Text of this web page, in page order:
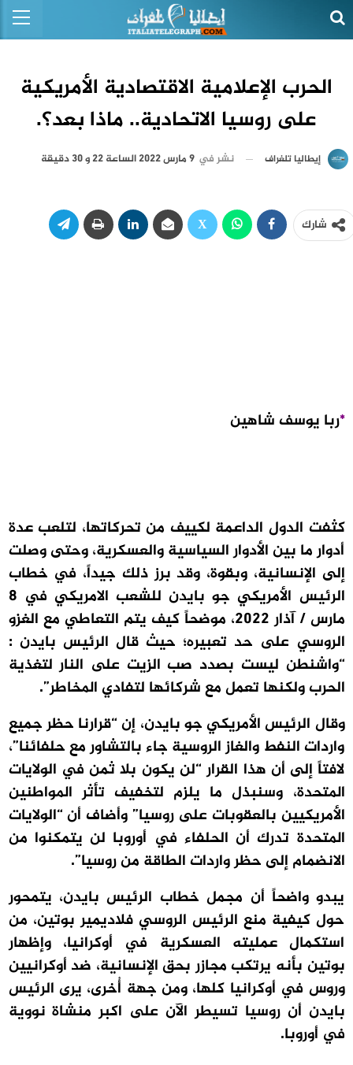
الحرب الإعلامية الاقتصادية الأمريكية
على روسيا الاتحادية.. ماذا بعد؟.
إيطاليا تلغراف نشر في 9 مارس 2022 الساعة 22 و 30 دقيقة
شارك
*ربا يوسف شاهين
كثفت الدول الداعمة لكييف من تحركاتها، لتلعب عدة
أدوار ما بين الأدوار السياسية والعسكرية، وحتى وصلت
إلى الإنسانية، وبقوة، وقد برز ذلك جيداً، في خطاب
الرئيس الأمريكي جو بايدن للشعب الامريكي في 8
مارس / آذار 2022، موضحاً كيف يتم التعاطي مع الغزو
الروسي على حد تعبيره؛ حيث قال الرئيس بايدن :
“واشنطن ليست بصدد صب الزيت على النار لتغذية
الحرب ولكنها تعمل مع شركائها لتفادي المخاطر”.
وقال الرئيس الأمريكي جو بايدن، إن “قرارنا حظر جميع
واردات النفط والغاز الروسية جاء بالتشاور مع حلفائنا”،
لافتاً إلى أن هذا القرار “لن يكون بلا ثمن في الولايات
المتحدة، وسنبذل ما يلزم لتخفيف تأثر المواطنين
الأمريكيين بالعقوبات على روسيا” وأضاف أن “الولايات
المتحدة تدرك أن الحلفاء في أوروبا لن يتمكنوا من
الانضمام إلى حظر واردات الطاقة من روسيا”.
يبدو واضحاً أن مجمل خطاب الرئيس بايدن، يتمحور
حول كيفية منع الرئيس الروسي فلاديمير بوتين، من
استكمال عمليته العسكرية في أوكرانيا، وإظهار
بوتين بأنه يرتكب مجازر بحق الإنسانية، ضد أوكرانيين
وروس في أوكرانيا كلها، ومن جهة أُخرى، يرى الرئيس
بايدن أن روسيا تسيطر الآن على اكبر منشاة نووية
في أوروبا.